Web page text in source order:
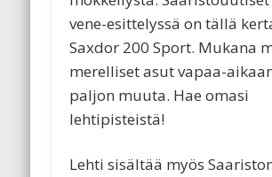
vene-esittelyssä on tällä
Saxdor 200 Sport. Mukana
merelliset asut vapaa-
paljon muuta. Hae omasi
lehtipisteistä!
Lehti sisältää myös